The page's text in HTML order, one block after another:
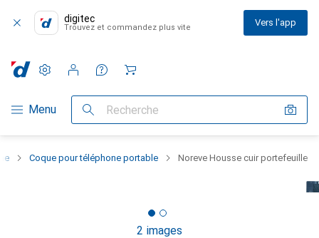
digitec
Trouvez et commandez plus vite Vers l'app
Navigation par catégorie
Menu Recherche
Paramètres
Compte client
Listes de comparaison
Listes d'envies
Panier
Coque pour téléphone portable Noreve Housse cuir portefeuille
2 images